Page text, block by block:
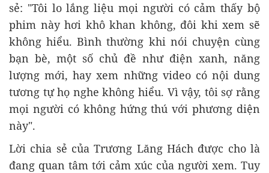
sẻ: "Tôi lo lắng liệu mọi người có cảm thấy bộ
phim này hơi khô khan không, đôi khi xem sẽ
không hiểu. Bình thường khi nói chuyện cùng
bạn bè, một số chủ đề như điện xanh, năng
lượng mới, hay xem những video có nội dung
tương tự họ nghe không hiểu. Vì vậy, tôi sợ rằng
mọi người có không hứng thú với phương diện
này".
Lời chia sẻ của Trương Lăng Hách được cho là
đang quan tâm tới cảm xúc của người xem. Tuy